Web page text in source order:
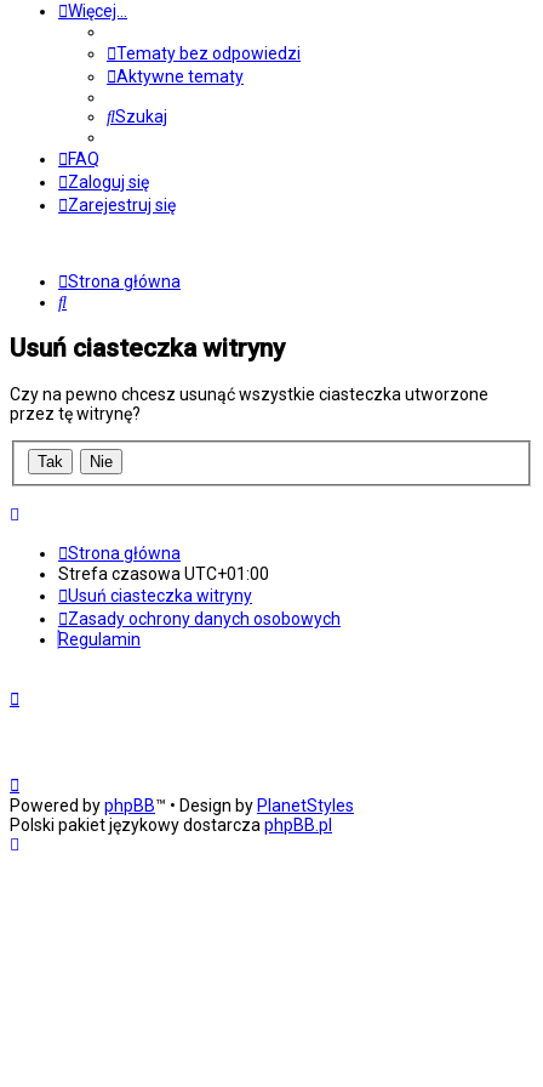
Więcej…
Tematy bez odpowiedzi
Aktywne tematy
Szukaj
FAQ
Zaloguj się
Zarejestruj się
Strona główna
Szukaj
Usuń ciasteczka witryny
Czy na pewno chcesz usunąć wszystkie ciasteczka utworzone
przez tę witrynę?
Strona główna
Strefa czasowaUTC+01:00
Usuń ciasteczka witryny
Zasady ochrony danych osobowych
Regulamin
Powered byphpBB™ • Design by PlanetStyles
Polski pakiet językowy dostarczaphpBB.pl